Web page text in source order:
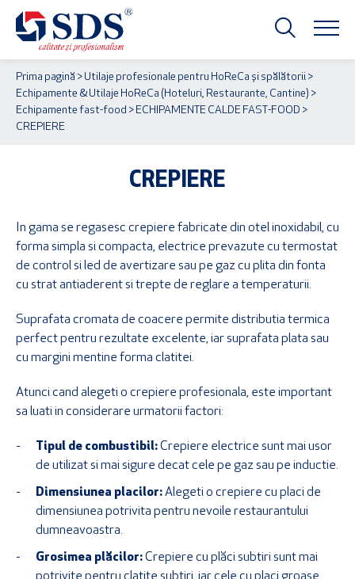
Prima pagină > Utilaje profesionale pentru HoReCa și spălătorii >
Echipamente & Utilaje HoReCa (Hoteluri, Restaurante, Cantine) >
Echipamente fast-food > ECHIPAMENTE CALDE FAST-FOOD >
CREPIERE
CREPIERE
In gama se regasesc crepiere fabricate din otel inoxidabil, cu
forma simpla si compacta, electrice prevazute cu termostat
de control si led de avertizare sau pe gaz cu plita din fonta
cu strat antiaderent si trepte de reglare a temperaturii.
Suprafata cromata de coacere permite distributia termica
perfect pentru rezultate excelente, iar suprafata plata sau
cu margini mentine forma clatitei.
Atunci cand alegeti o crepiere profesionala, este important
sa luati in considerare urmatorii factori:
Tipul de combustibil:Crepiere electrice sunt mai usor
de utilizat si mai sigure decat cele pe gaz sau pe inductie.
Dimensiunea placilor:Alegeti o crepiere cu placi de
dimensiunea potrivita pentru nevoile restaurantului
dumneavoastra.
Grosimea plăcilor:Crepiere cu plăci subtiri sunt mai